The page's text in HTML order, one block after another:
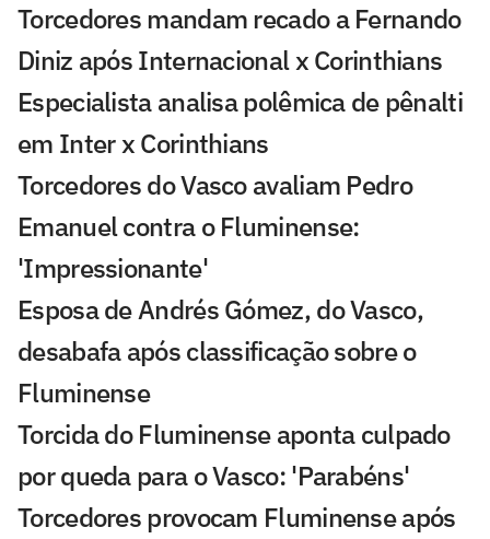
Torcedores mandam recado a Fernando
Diniz após Internacional x Corinthians
Especialista analisa polêmica de pênalti
em Inter x Corinthians
Torcedores do Vasco avaliam Pedro
Emanuel contra o Fluminense:
'Impressionante'
Esposa de Andrés Gómez, do Vasco,
desabafa após classificação sobre o
Fluminense
Torcida do Fluminense aponta culpado
por queda para o Vasco: 'Parabéns'
Torcedores provocam Fluminense após